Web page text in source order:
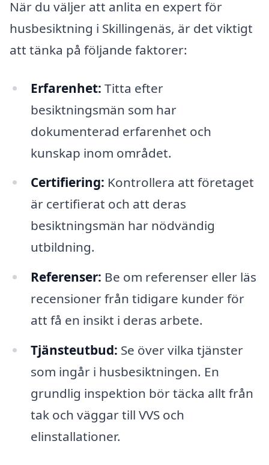
När du väljer att anlita en expert för
husbesiktning i Skillingenäs, är det viktigt
att tänka på följande faktorer:
Erfarenhet: Titta efter
besiktningsmän som har
dokumenterad erfarenhet och
kunskap inom området.
Certifiering: Kontrollera att företaget
är certifierat och att deras
besiktningsmän har nödvändig
utbildning.
Referenser: Be om referenser eller läs
recensioner från tidigare kunder för
att få en insikt i deras arbete.
Tjänsteutbud: Se över vilka tjänster
som ingår i husbesiktningen. En
grundlig inspektion bör täcka allt från
tak och väggar till VVS och
elinstallationer.